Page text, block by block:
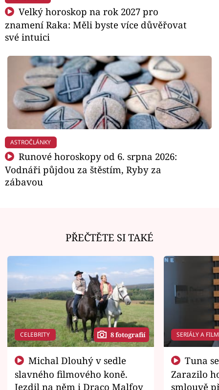
Velký horoskop na rok 2027 pro
znamení Raka: Měli byste více důvěřovat
své intuici
ASTROČLÁNKY
Runové horoskopy od 6. srpna 2026:
Vodnáři půjdou za štěstím, Ryby za
zábavou
PŘEČTĚTE SI TAKÉ
CELEBRITY 8 fotografií
slavného filmového koně.
Jezdil na něm i Draco Malfoy
SERIÁLY A
Zarazilo
smlouvě